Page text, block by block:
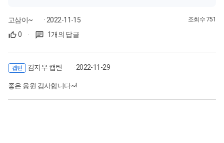
고삼이~ · 2022-11-15 조회수 751
0 · 1개의 답글
캡틴 김지우 캡틴 · 2022-11-29
좋은 응원 감사합니다~!